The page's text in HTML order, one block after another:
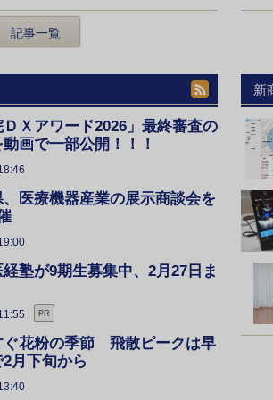
記事一覧
ＤＸアワード2026」最終審査の
画で一部公開！！！
医療機器産業の展示商談会を
塾が9期生募集中、2月27日ま
PR
ぐ花粉の季節 飛散ピークは早
月下旬から
新